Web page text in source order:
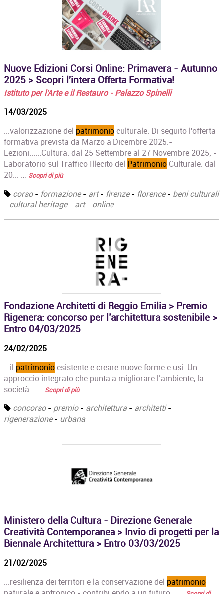
Nuove Edizioni Corsi Online: Primavera - Autunno
2025 > Scopri l'intera Offerta Formativa!
Istituto per l'Arte e il Restauro - Palazzo Spinelli
14/03/2025
...valorizzazione del patrimonioculturale. Di seguito l'offerta
formativa prevista da Marzo a Dicembre 2025:-
Lezioni......Cultura: dal 25 Settembre al 27 Novembre 2025; -
Laboratorio sul Traffico Illecito del Patrimonio Culturale: dal
20... … Scopri di più
corso- formazione- art- firenze- florence- beni culturali
- cultural heritage- art- online
Fondazione Architetti di Reggio Emilia > Premio
Rigenera: concorso per l’architettura sostenibile >
Entro 04/03/2025
24/02/2025
...il patrimonioesistente e creare nuove forme e usi. Un
approccio integrato che punta a migliorare l’ambiente, la
società... … Scopri di più
concorso- premio- architettura- architetti-
rigenerazione- urbana
Ministero della Cultura - Direzione Generale
Creatività Contemporanea > Invio di progetti per la
Biennale Architettura > Entro 03/03/2025
21/02/2025
...resilienza dei territori e la conservazione del patrimonio